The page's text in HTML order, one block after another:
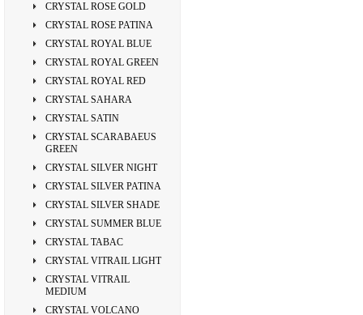
CRYSTAL ROSE GOLD
CRYSTAL ROSE PATINA
CRYSTAL ROYAL BLUE
CRYSTAL ROYAL GREEN
CRYSTAL ROYAL RED
CRYSTAL SAHARA
CRYSTAL SATIN
CRYSTAL SCARABAEUS
GREEN
CRYSTAL SILVER NIGHT
CRYSTAL SILVER PATINA
CRYSTAL SILVER SHADE
CRYSTAL SUMMER BLUE
CRYSTAL TABAC
CRYSTAL VITRAIL LIGHT
CRYSTAL VITRAIL
MEDIUM
CRYSTAL VOLCANO